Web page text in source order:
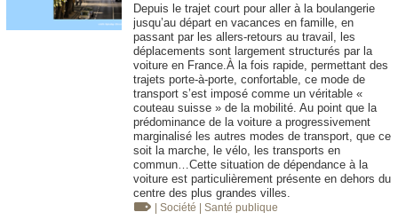
Depuis le trajet court pour aller à la boulangerie
jusqu’au départ en vacances en famille, en
passant par les allers-retours au travail, les
déplacements sont largement structurés par la
voiture en France.À la fois rapide, permettant des
trajets porte-à-porte, confortable, ce mode de
transport s’est imposé comme un véritable «
couteau suisse » de la mobilité. Au point que la
prédominance de la voiture a progressivement
marginalisé les autres modes de transport, que ce
soit la marche, le vélo, les transports en
commun…Cette situation de dépendance à la
voiture est particulièrement présente en dehors du
centre des plus grandes villes.
| Société | Santé publique